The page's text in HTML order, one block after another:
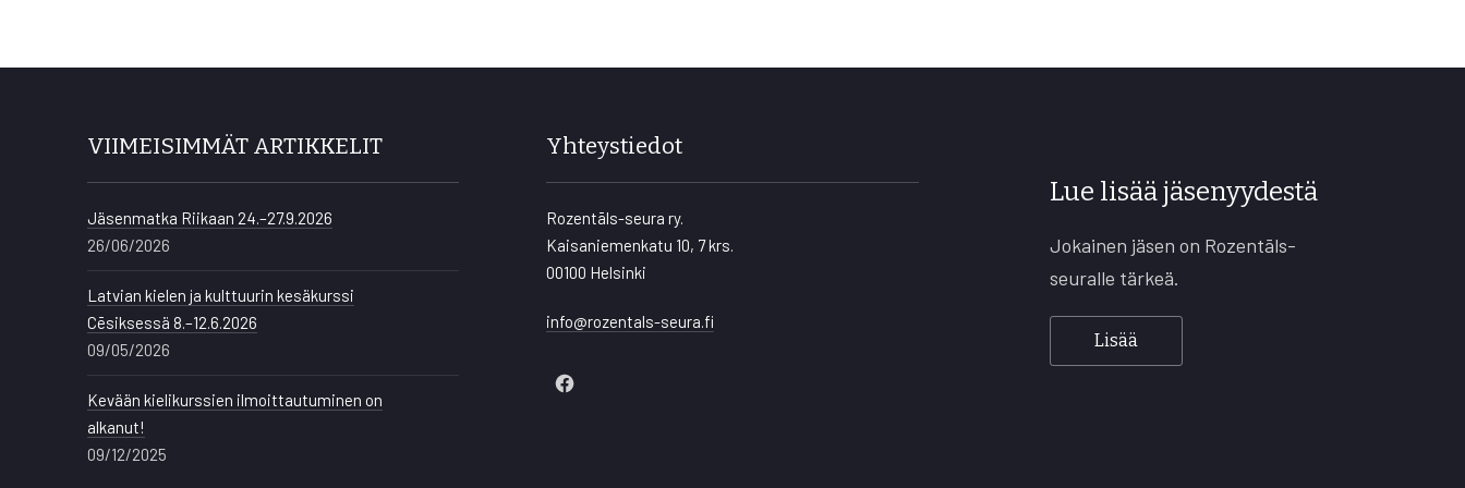
VIIMEISIMMÄT ARTIKKELIT
Jäsenmatka Riikaan 24.–27.9.2026
26/06/2026
Latvian kielen ja kulttuurin kesäkurssi
Cēsiksessä 8.–12.6.2026
09/05/2026
Kevään kielikurssien ilmoittautuminen on
alkanut!
09/12/2025
Yhteystiedot
Rozentāls-seura ry.
Kaisaniemenkatu 10, 7 krs.
00100 Helsinki
info@rozentals-seura.fi
New
Lue lisää jäsenyydestä
Jokainen jäsen on Rozentāls-
seuralle tärkeä.
Lisää